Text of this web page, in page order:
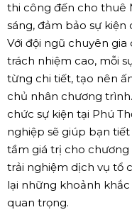
thi công đến cho thuê
sáng, đảm bảo sự kiện
Với đội ngũ chuyên
trách nhiệm cao, mỗi
từng chi tiết, tạo nên
chủ nhân chương
chức sự kiện tại Phú
nghiệp sẽ giúp bạn
tầm giá trị cho
trải nghiệm dịch vụ tổ
lại những khoảnh
quan trọng.